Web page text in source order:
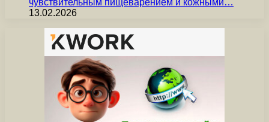
чувствительным пищеварением и кожными…
13.02.2026